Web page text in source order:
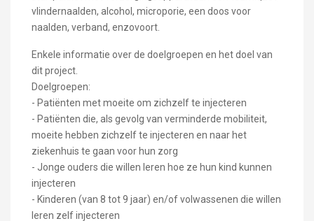
vlindernaalden, alcohol, microporie, een doos voor
naalden, verband, enzovoort.
Enkele informatie over de doelgroepen en het doel van
dit project.
Doelgroepen:
- Patiënten met moeite om zichzelf te injecteren
- Patiënten die, als gevolg van verminderde mobiliteit,
moeite hebben zichzelf te injecteren en naar het
ziekenhuis te gaan voor hun zorg
- Jonge ouders die willen leren hoe ze hun kind kunnen
injecteren
- Kinderen (van 8 tot 9 jaar) en/of volwassenen die willen
leren zelf injecteren